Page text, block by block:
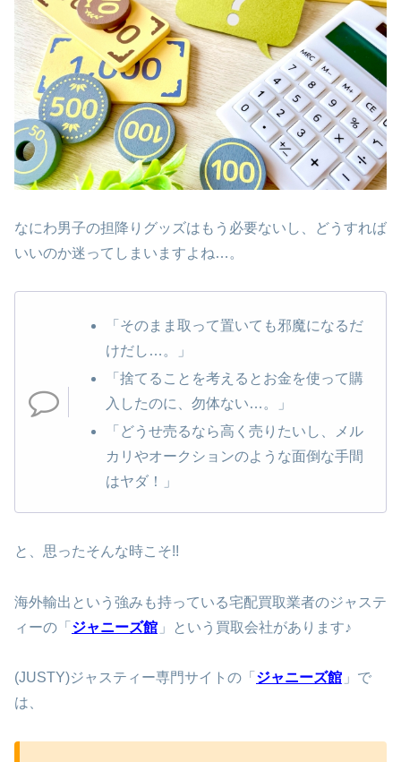
なにわ男子の担降りグッズはもう必要ないし、どうすれば
いいのか迷ってしまいますよね…。
「そのまま取って置いても邪魔になるだ
けだし…。」
「捨てることを考えるとお金を使って購
入したのに、勿体ない…。」
「どうせ売るなら高く売りたいし、メル
カリやオークションのような面倒な手間
はヤダ！」
と、思ったそんな時こそ!!
海外輸出という強みも持っている宅配買取業者のジャステ
ィーの「 ジャニーズ館 」という買取会社があります♪
(JUSTY)ジャスティー専門サイトの「 ジャニーズ館 」で
は、